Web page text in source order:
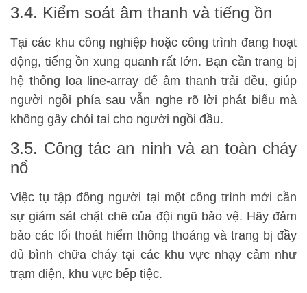
3.4. Kiểm soát âm thanh và tiếng ồn
Tại các khu công nghiệp hoặc công trình đang hoạt
động, tiếng ồn xung quanh rất lớn. Bạn cần trang bị
hệ thống loa line-array để âm thanh trải đều, giúp
người ngồi phía sau vẫn nghe rõ lời phát biểu mà
không gây chói tai cho người ngồi đầu.
3.5. Công tác an ninh và an toàn cháy
nổ
Việc tụ tập đông người tại một công trình mới cần
sự giám sát chặt chẽ của đội ngũ bảo vệ. Hãy đảm
bảo các lối thoát hiểm thông thoáng và trang bị đầy
đủ bình chữa cháy tại các khu vực nhạy cảm như
trạm điện, khu vực bếp tiệc.